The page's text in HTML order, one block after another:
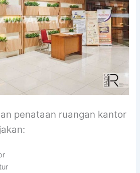
penataan ruangan kantor